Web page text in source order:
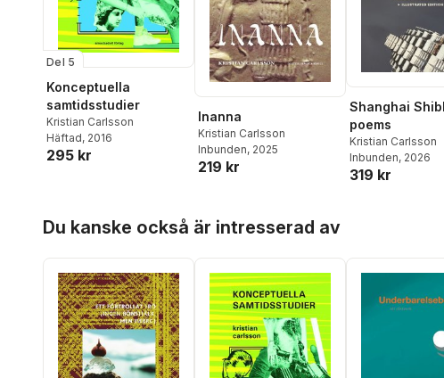
Del 5
Konceptuella
samtidsstudier
Kristian Carlsson
Häftad, 2016
295 kr
Inanna
Kristian Carlsson
Inbunden, 2025
219 kr
Shanghai
poems
Kristian Carlsson
Inbunden, 2026
319 kr
Du kanske också är intresserad av